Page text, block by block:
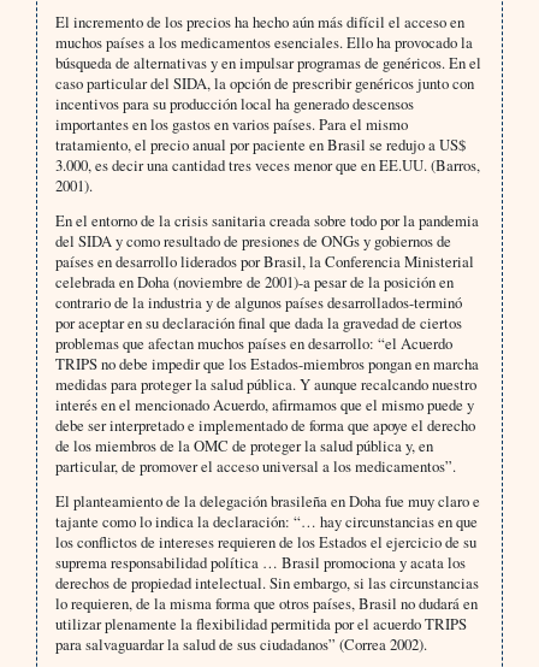
El incremento de los precios ha hecho aún más difícil el acceso en
muchos países a los medicamentos esenciales. Ello ha provocado la
búsqueda de alternativas y en impulsar programas de genéricos. En el
caso particular del SIDA, la opción de prescribir genéricos junto con
incentivos para su producción local ha generado descensos
importantes en los gastos en varios países. Para el mismo
tratamiento, el precio anual por paciente en Brasil se redujo a US$
3.000, es decir una cantidad tres veces menor que en EE.UU. (Barros,
2001).
En el entorno de la crisis sanitaria creada sobre todo por la pandemia
del SIDA y como resultado de presiones de ONGs y gobiernos de
países en desarrollo liderados por Brasil, la Conferencia Ministerial
celebrada en Doha (noviembre de 2001)-a pesar de la posición en
contrario de la industria y de algunos países desarrollados-terminó
por aceptar en su declaración final que dada la gravedad de ciertos
problemas que afectan muchos países en desarrollo: “el Acuerdo
TRIPS no debe impedir que los Estados-miembros pongan en marcha
medidas para proteger la salud pública. Y aunque recalcando nuestro
interés en el mencionado Acuerdo, afirmamos que el mismo puede y
debe ser interpretado e implementado de forma que apoye el derecho
de los miembros de la OMC de proteger la salud pública y, en
particular, de promover el acceso universal a los medicamentos”.
El planteamiento de la delegación brasileña en Doha fue muy claro e
tajante como lo indica la declaración: “… hay circunstancias en que
los conflictos de intereses requieren de los Estados el ejercicio de su
suprema responsabilidad política … Brasil promociona y acata los
derechos de propiedad intelectual. Sin embargo, si las circunstancias
lo requieren, de la misma forma que otros países, Brasil no dudará en
utilizar plenamente la flexibilidad permitida por el acuerdo TRIPS
para salvaguardar la salud de sus ciudadanos” (Correa 2002).